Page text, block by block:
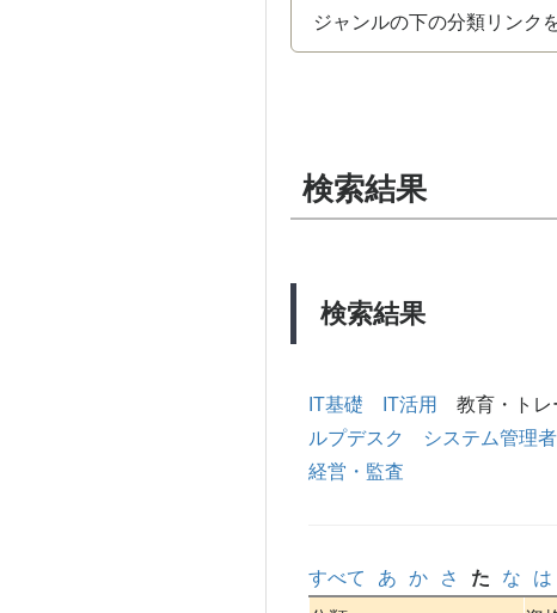
ジャンルの下の分類リンク
検索結果
検索結果
IT基礎 IT活用 教育・ト
ルプデスク
システム管理者
経営・監査
すべて あ か さ た な は